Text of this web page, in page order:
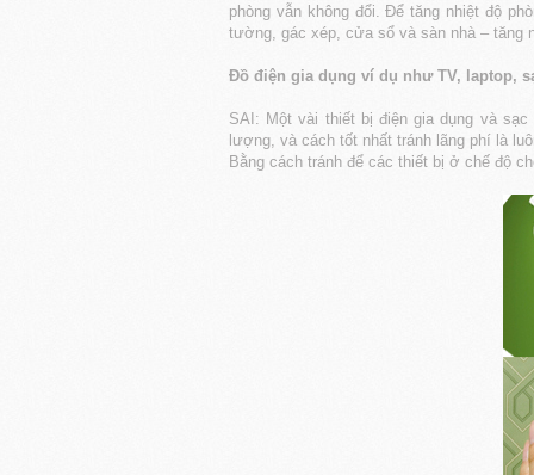
phòng vẫn không đổi. Để tăng nhiệt độ
tường, gác xép, cửa sổ và sàn nhà – tăng
Đồ điện gia dụng ví dụ như TV, laptop,
SAI: Một vài thiết bị điện gia dụng và
lượng, và cách tốt nhất tránh lãng phí là
Bằng cách tránh để các thiết bị ở chế độ